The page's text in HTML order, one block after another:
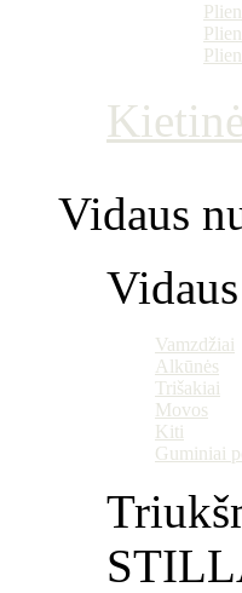
Vidaus
Vamzdžiai
Alkūnės
Trišakiai
Movos
Kiti
Guminiai